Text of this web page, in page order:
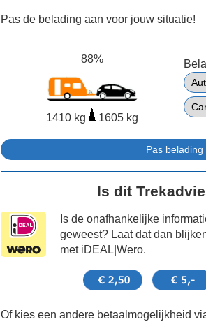
Pas de belading aan voor jouw situatie!
88%
1410 kg 1605 kg
Is dit
Is de onafhankelijke
geweest? Laat dat dan
met iDEAL|Wero.
Of kies een andere betaalmogelijkheid